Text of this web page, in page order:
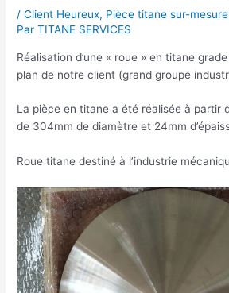
/Client Heureux, Pièce titane sur-mesure
ParTITANE SERVICES
Réalisation d’une « roue » en titane
plan de notre client (grand groupe
La pièce en titane a été réalisée à partir
de 304mm de diamètre et 24mm
Roue titane destiné à l’industrie